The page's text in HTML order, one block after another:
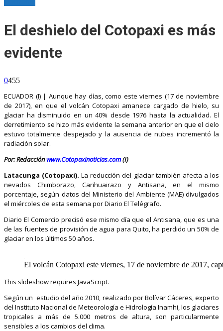
El deshielo del Cotopaxi es más
evidente
0455
ECUADOR (I) | Aunque hay días, como este viernes (17 de noviembre
de 2017), en que el volcán Cotopaxi amanece cargado de hielo, su
glaciar ha disminuido en un 40% desde 1976 hasta la actualidad. El
derretimiento se hizo más evidente la semana anterior en que el cielo
estuvo totalmente despejado y la ausencia de nubes incrementó la
radiación solar.
Por: Redacciónwww.Cotopaxinoticias.com(I)
Latacunga (Cotopaxi). La reducción del glaciar también afecta a los
nevados Chimborazo, Carihuairazo y Antisana, en el mismo
porcentaje, según datos del Ministerio del Ambiente (MAE) divulgados
el miércoles de esta semana por Diario El Telégrafo.
Diario El Comercio precisó ese mismo día que el Antisana, que es una
de las fuentes de provisión de agua para Quito, ha perdido un 50% de
glaciar en los últimos 50 años.
El volcán Cotopaxi este viernes, 17 de noviembre de 2017,
This slideshow requires JavaScript.
Según un estudio del año 2010, realizado por Bolívar Cáceres, experto
del Instituto Nacional de Meteorología e Hidrología Inamhi, los glaciares
tropicales a más de 5.000 metros de altura, son particularmente
sensibles a los cambios del clima.